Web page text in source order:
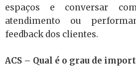
espaços e conversar
atendimento ou
feedback dos clientes.
ACS – Qual é o grau de